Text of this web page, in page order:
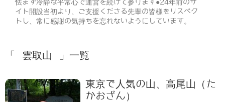
怯まず冷静な平常心で運営を続けて参ります●24年前のサ
イト開設当初より、ご支援くださる先輩の皆様をリスペク
トし、常に感謝の気持ちを忘れないようにしています。
「 雲取山 」一覧
東京で人気の山、高尾山（た
かおざん）